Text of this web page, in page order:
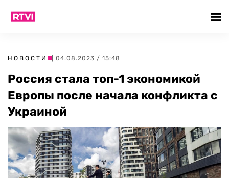
НОВОСТИ | 04.08.2023 / 15:48
Россия стала топ-1 экономикой
Европы после начала конфликта с
Украиной